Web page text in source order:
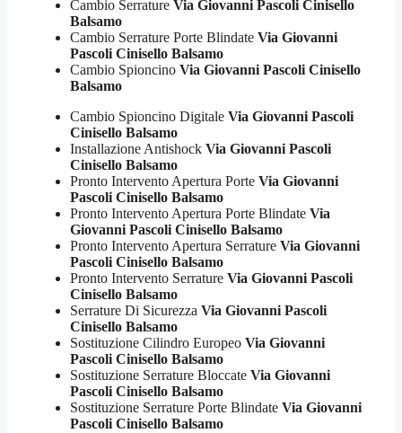
Cambio Serrature Via Giovanni Pascoli Cinisello
Balsamo
Cambio Serrature Porte Blindate Via Giovanni
Pascoli Cinisello Balsamo
Cambio Spioncino Via Giovanni Pascoli Cinisello
Balsamo
Cambio Spioncino Digitale Via Giovanni Pascoli
Cinisello Balsamo
Installazione Antishock Via Giovanni Pascoli
Cinisello Balsamo
Pronto Intervento Apertura Porte Via Giovanni
Pascoli Cinisello Balsamo
Pronto Intervento Apertura Porte Blindate Via
Giovanni Pascoli Cinisello Balsamo
Pronto Intervento Apertura Serrature Via Giovanni
Pascoli Cinisello Balsamo
Pronto Intervento Serrature Via Giovanni Pascoli
Cinisello Balsamo
Serrature Di Sicurezza Via Giovanni Pascoli
Cinisello Balsamo
Sostituzione Cilindro Europeo Via Giovanni
Pascoli Cinisello Balsamo
Sostituzione Serrature Bloccate Via Giovanni
Pascoli Cinisello Balsamo
Sostituzione Serrature Porte Blindate Via Giovanni
Pascoli Cinisello Balsamo